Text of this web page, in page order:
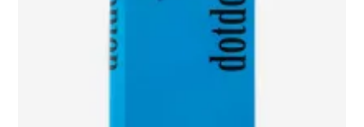
スキンケア
ヘアケア
ショッピングガイド
お支払い方法について
配送・送料について
FOLLOW US